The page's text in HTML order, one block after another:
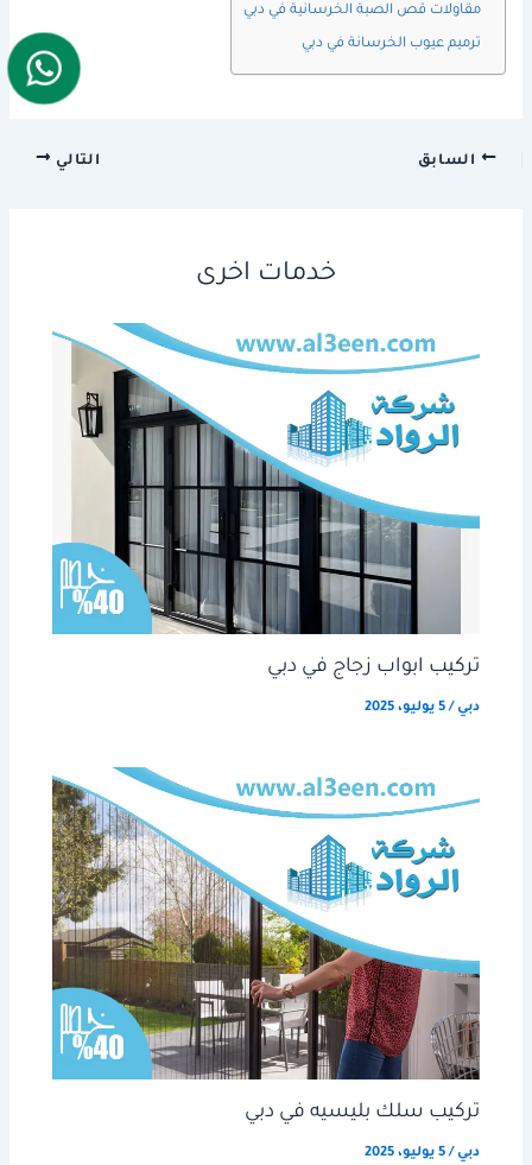
مقاولات قص الصبة الخرسانية في دبي
ترميم عيوب الخرسانة في دبي
السابق التالي
خدمات اخرى
تركيب ابواب زجاج في دبي
دبي /5 يوليو، 2025
تركيب سلك بليسيه في دبي
دبي /5 يوليو، 2025